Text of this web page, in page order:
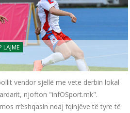
LAJME
vendor sjellë me vete derbin lokal
njofton "infOSport.mk".
rrëshqasin ndaj fqinjëve të tyre të